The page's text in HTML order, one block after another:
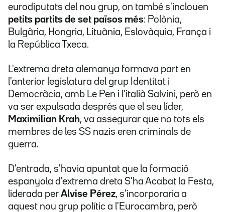
eurodiputats del nou grup, on també s'inclouen
petits partits de set països més: Polònia,
Bulgària, Hongria, Lituània, Eslovàquia, França i
la República Txeca.
L'extrema dreta alemanya formava part en
l'anterior legislatura del grup Identitat i
Democràcia, amb Le Pen i l'italià Salvini, però en
va ser expulsada després que el seu líder,
Maximilian Krah, va assegurar que no tots els
membres de les SS nazis eren criminals de
guerra.
D'entrada, s'havia apuntat que la formació
espanyola d'extrema dreta S'ha Acabat la Festa,
liderada per Alvise Pérez, s'incorporaria a
aquest nou grup polític a l'Eurocambra, però